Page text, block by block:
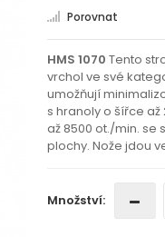
Porovnat
HMS 1070 Tento
vrchol ve své
umožňují
s hranoly o šířce
až 8500 ot./min. se
plochy. Nože jdou
Množství: